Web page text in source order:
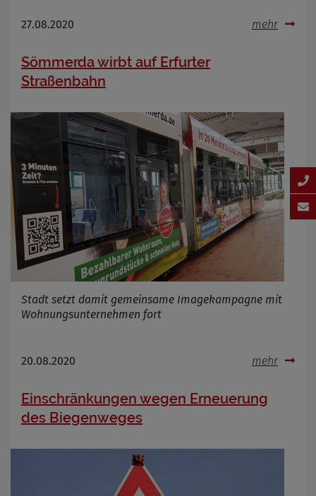
27.08.2020 mehr
Sömmerda wirbt auf Erfurter
Straßenbahn
Stadt setzt damit gemeinsame Imagekampagne mit
Wohnungsunternehmen fort
20.08.2020 mehr
Einschränkungen wegen Erneuerung
des Biegenweges